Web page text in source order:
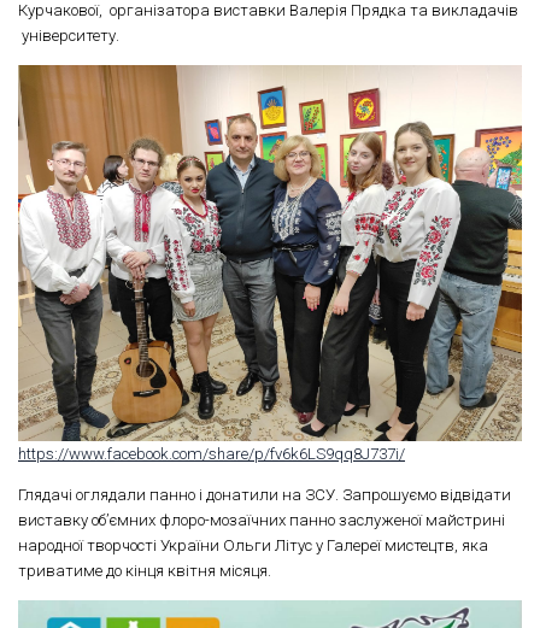
Курчакової, організатора виставки Валерія Прядка та викладачів
університету.
https://www.facebook.com/share/p/fv6k6LS9qq8J737i/
Глядачі оглядали панно і донатили на ЗСУ. Запрошуємо відвідати
виставку об’ємних флоро-мозаїчних панно заслуженої майстрині
народної творчості України Ольги Літус у Галереї мистецтв, яка
триватиме до кінця квітня місяця.